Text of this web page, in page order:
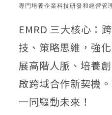
專門培養企業科技研發和經營管
EMRD 三大核心：
技、策略思維，強
展高階人脈、培養
啟跨域合作新契機
一同驅動未來！